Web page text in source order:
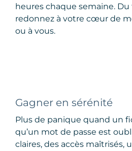
heures chaque semaine.
redonnez à votre cœur de
ou à vous.
Gagner en sérénité
Plus de panique quand un
qu’un mot de passe est
claires, des accès maîtrisés,